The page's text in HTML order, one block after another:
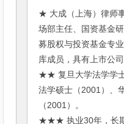
★ 大成（上海）律师
场部主任、国资基金
募股权与投资基金专
库成员，具有上市公
★★ 复旦大学法学学
法学硕士（2001）、
（2001）。
★★★ 执业30年，长期